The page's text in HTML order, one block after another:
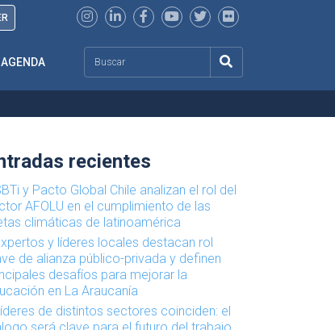
AGENDA
recientes
y Pacto Global Chile analizan el rol del
AFOLU en el cumplimiento de las
climáticas de latinoamérica
y líderes locales destacan rol
de alianza público-privada y definen
desafíos para mejorar la
en La Araucanía
de distintos sectores coinciden: el